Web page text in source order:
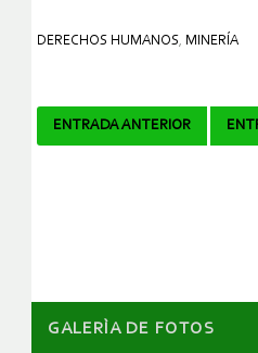
DERECHOS HUMANOS, MINERÍA
Navegador
ENTRADA ANTERIOR
GALERÌA DE FOTOS